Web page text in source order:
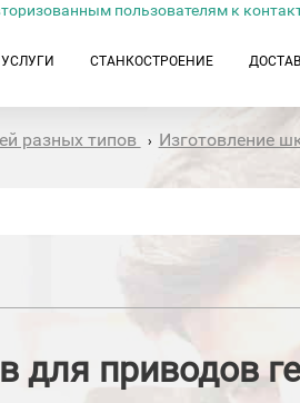
пользователям к
УСЛУГИ СТАНКОСТРОЕНИЕ
разных типов › Изготовление
для приводов